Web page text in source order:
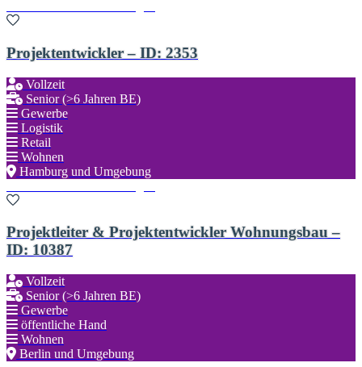
Projektentwickler – ID: 2353
Vollzeit
Senior (>6 Jahren BE)
Gewerbe
Logistik
Retail
Wohnen
Hamburg und Umgebung
Projektleiter & Projektentwickler Wohnungsbau –
ID: 10387
Vollzeit
Senior (>6 Jahren BE)
Gewerbe
öffentliche Hand
Wohnen
Berlin und Umgebung